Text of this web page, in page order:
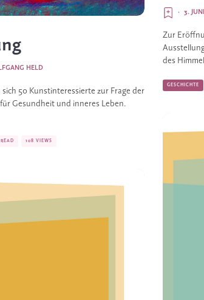
HELD
50 Kunstinteressierte zur Frage der
Gesundheit und inneres Leben.
108 VIEWS
3.
·
Zur
des
GESCHICHTE